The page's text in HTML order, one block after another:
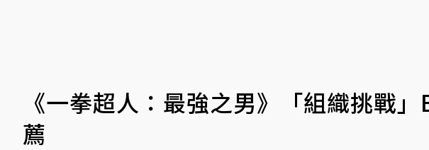
《一拳超人：最強之男》「組織挑戰
薦